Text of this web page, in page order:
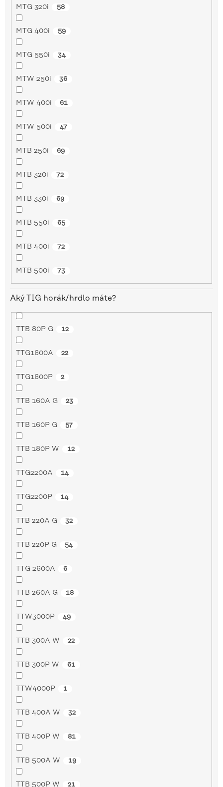
MTG 320i 58
MTG 400i 59
MTG 550i 34
MTW 250i 36
MTW 400i 61
MTW 500i 47
MTB 250i 69
MTB 320i 72
MTB 330i 69
MTB 550i 65
MTB 400i 72
MTB 500i 73
Aký TIG horák/hrdlo máte?
TTB 80P G 12
TTG1600A 22
TTG1600P 2
TTB 160A G 23
TTB 160P G 57
TTB 180P W 12
TTG2200A 14
TTG2200P 14
TTB 220A G 32
TTB 220P G 54
TTG 2600A 6
TTB 260A G 18
TTW3000P 49
TTB 300A W 22
TTB 300P W 61
TTW4000P 1
TTB 400A W 32
TTB 400P W 81
TTB 500A W 19
TTB 500P W 21